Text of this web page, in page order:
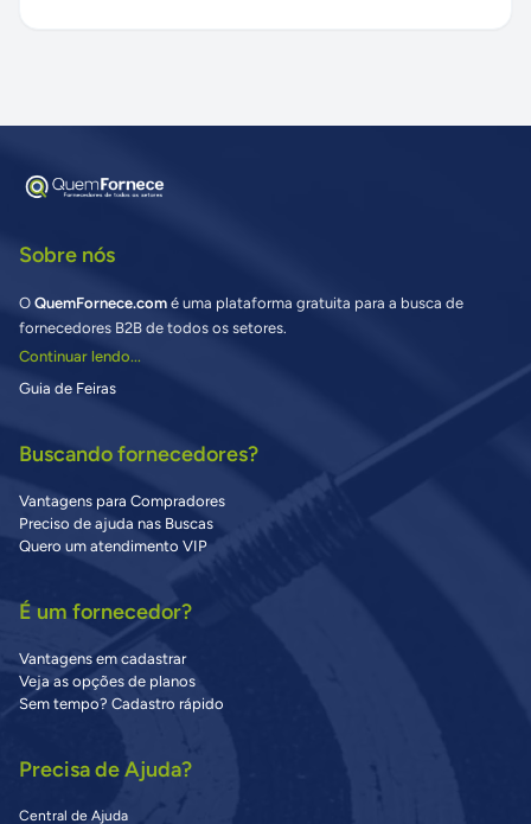
Sobre nós
O QuemFornece.com é uma plataforma gratuita para a busca de
fornecedores B2B de todos os setores.
Continuar lendo...
Guia de Feiras
Buscando fornecedores?
Vantagens para Compradores
Preciso de ajuda nas Buscas
Quero um atendimento VIP
É um fornecedor?
Vantagens em cadastrar
Veja as opções de planos
Sem tempo? Cadastro rápido
Precisa de Ajuda?
Central de Ajuda